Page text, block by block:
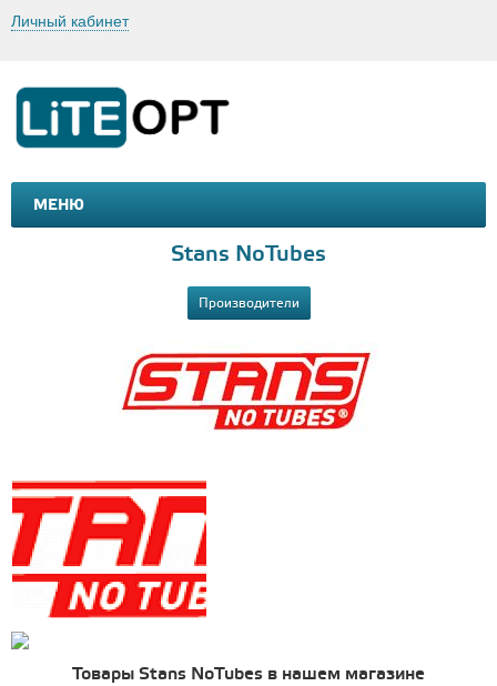
Личный кабинет
МЕНЮ
МАШИНКИ И МОТОЦИКЛЫ
Stans NoTubes
Производители
Товары Stans NoTubes в нашем магазине